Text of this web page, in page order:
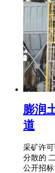
膨润
道
采矿许
分散的
公开招